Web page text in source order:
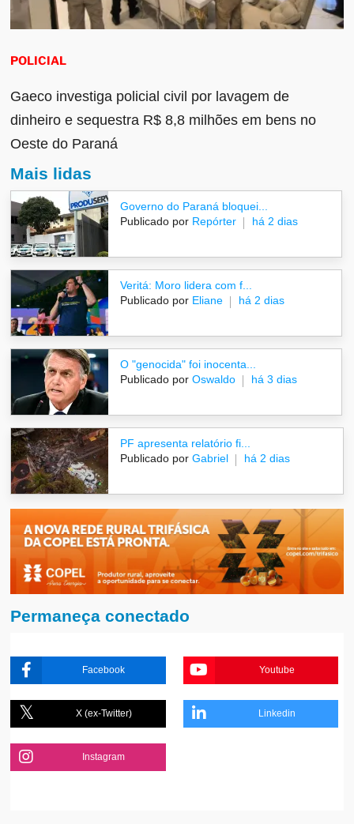
POLICIAL
Gaeco investiga policial civil por lavagem de
dinheiro e sequestra R$ 8,8 milhões em bens no
Oeste do Paraná
Mais lidas
Governo do Paraná bloquei...
Publicado por Repórter há 2 dias
Veritá: Moro lidera com f...
Publicado por Eliane há 2 dias
O "genocida" foi inocenta...
Publicado por Oswaldo há 3 dias
PF apresenta relatório fi...
Publicado por Gabriel há 2 dias
Permaneça conectado
Facebook Youtube
X (ex-Twitter) Linkedin
Instagram